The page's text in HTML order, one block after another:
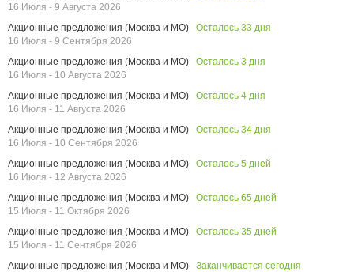
16 Июля - 9 Августа 2026
Акционные предложения (Москва и МО)
Осталось 33 дня
16 Июля - 9 Сентября 2026
Акционные предложения (Москва и МО)
Осталось 3 дня
16 Июля - 10 Августа 2026
Акционные предложения (Москва и МО)
Осталось 4 дня
16 Июля - 11 Августа 2026
Акционные предложения (Москва и МО)
Осталось 34 дня
16 Июля - 10 Сентября 2026
Акционные предложения (Москва и МО)
Осталось 5 дней
16 Июля - 12 Августа 2026
Акционные предложения (Москва и МО)
Осталось 65 дней
15 Июля - 11 Октября 2026
Акционные предложения (Москва и МО)
Осталось 35 дней
15 Июля - 11 Сентября 2026
Акционные предложения (Москва и МО)
Заканчивается сегодня